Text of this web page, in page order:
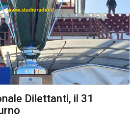
Dilettanti, il 31